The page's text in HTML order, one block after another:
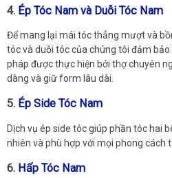
4. Ép Tóc Nam và Duỗi Tóc Nam
Để mang lại mái tóc thẳng mượt và
tóc và duỗi tóc của chúng tôi đảm
pháp được thực hiện bởi thợ chuyên
dàng và giữ form lâu dài.
5. Ép Side Tóc Nam
Dịch vụ ép side tóc giúp phần tóc hai
nhiên và phù hợp với mọi phong cách
6. Hấp Tóc Nam